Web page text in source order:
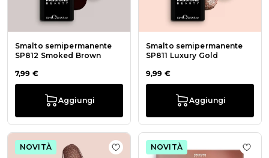
Smalto semipermanente
SP812 Smoked Brown
7,99 €
Aggiungi
Smalto semipermanente
SP811 Luxury Gold
9,99 €
Aggiungi
NOVITÀ Aggiungi alla wishlist Smalto
NOVITÀ